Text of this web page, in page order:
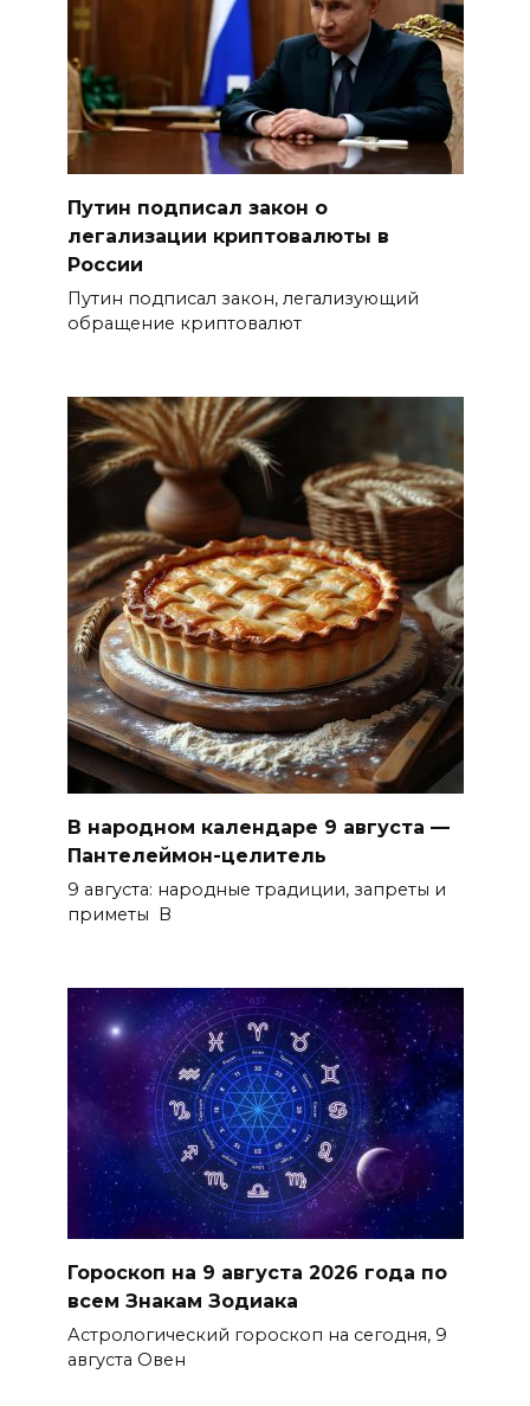
Путин подписал закон о
легализации криптовалюты в
России
Путин подписал закон, легализующий
обращение криптовалют
В народном календаре 9 августа —
Пантелеймон-целитель
9 августа: народные традиции, запреты и
приметы В
Гороскоп на 9 августа 2026 года по
всем Знакам Зодиака
Астрологический гороскоп на сегодня, 9
августа Овен